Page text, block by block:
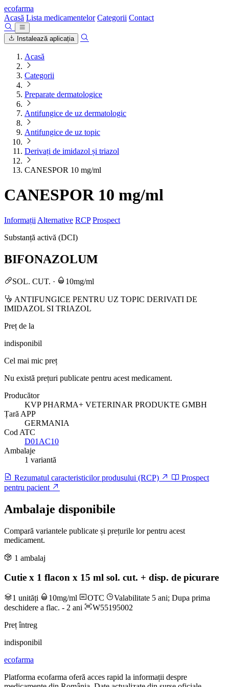
ecofarma
Acasă Lista medicamentelor Categorii Contact
Instalează aplicația
Acasă
Categorii
Preparate dermatologice
Antifungice de uz dermatologic
Antifungice de uz topic
Derivați de imidazol și triazol
CANESPOR 10 mg/ml
CANESPOR 10 mg/ml
Informații Alternative RCP Prospect
Substanță activă (DCI)
BIFONAZOLUM
SOL. CUT. · 10mg/ml
ANTIFUNGICE PENTRU UZ TOPIC DERIVATI DE
IMIDAZOL SI TRIAZOL
Preț de la
indisponibil
Cel mai mic preț
Nu există prețuri publicate pentru acest medicament.
Producător
KVP PHARMA+ VETERINAR PRODUKTE GMBH
Țară APP
GERMANIA
Cod ATC
D01AC10
Ambalaje
1 variantă
Rezumatul caracteristicilor produsului (RCP)
Prospect
pentru pacient
Ambalaje disponibile
Compară variantele publicate și prețurile lor pentru acest
medicament.
1 ambalaj
Cutie x 1 flacon x 15 ml sol. cut. + disp. de picurare
1 unități 10mg/ml OTC
Valabilitate 5 ani; Dupa prima
deschidere a flac. - 2 ani
W55195002
Preț întreg
indisponibil
ecofarma
Platforma ecofarma oferă acces rapid la informații despre